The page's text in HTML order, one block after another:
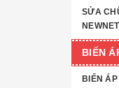
SỬA
NEWNET
BIẾN
BIẾN